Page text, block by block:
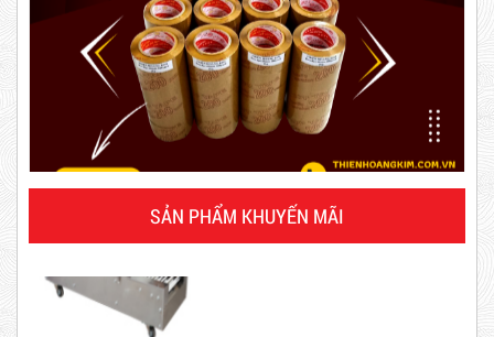
Combo 20 Cây Băng Keo Đục 60mm 200Y 2kg
Mã sản phẩm: BKD60mmx2kg
SẢN PHẨM KHUYẾN MÃI
5,000 VNĐ5,200 VNĐ